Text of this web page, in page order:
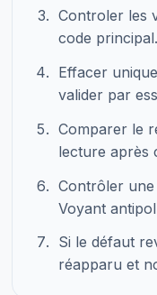
Controler les
code principal.
Effacer
valider par
Comparer le
lecture après
Contrôler
Voyant
Si le défaut
réapparu et